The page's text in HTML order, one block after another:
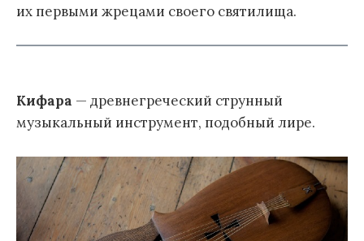
их первыми жрецами своего святилища.
Кифара — древнегреческий струнный
музыкальный инструмент, подобный лире.